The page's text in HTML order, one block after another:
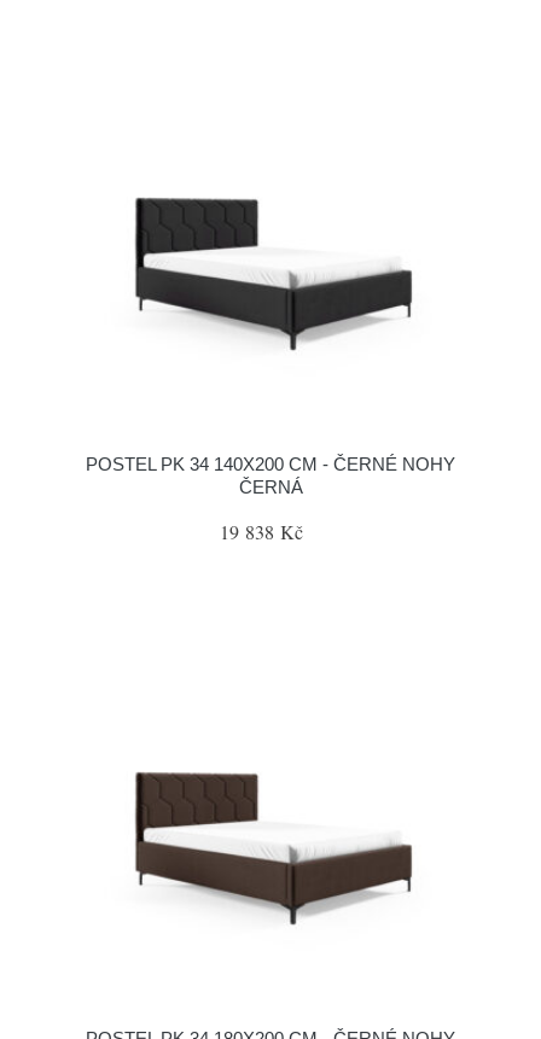
POSTEL PK 34 140X200 CM - ČERNÉ NOHY
ČERNÁ
19 838 Kč